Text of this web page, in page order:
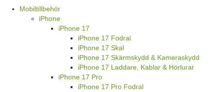
Mobiltillbehör
iPhone
iPhone 17
iPhone 17 Fodral
iPhone 17 Skal
iPhone 17 Skärmskydd & Kameraskydd
iPhone 17 Laddare, Kablar & Hörlurar
iPhone 17 Pro
iPhone 17 Pro Fodral